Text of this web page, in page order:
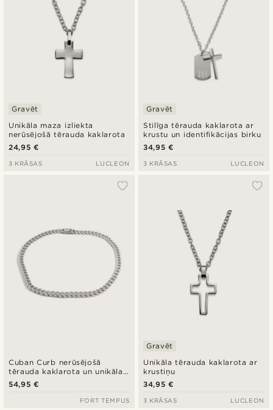
Unikāla maza izliekta
nerūsējošā tērauda kaklarota
Gravēt
24,95 €
3 KRĀSAS LUCLEON
Stilīga tērauda kaklarota ar
krustu un identifikācijas birku
Gravēt
34,95 €
3 KRĀSAS LUCLEON
Cuban Curb nerūsējošā
tērauda kaklarota un unikāla
atslēga
54,95 €
FORT TEMPUS
Unikāla tērauda kaklarota ar
krustiņu
Gravēt
34,95 €
3 KRĀSAS LUCLEON